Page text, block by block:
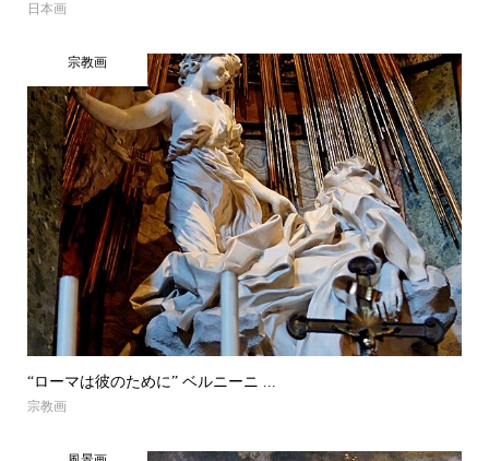
日本画
宗教画
“ローマは彼のために” ベルニーニ ...
宗教画